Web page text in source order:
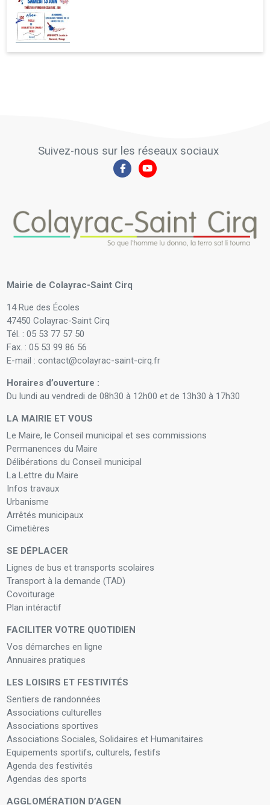
Suivez-nous sur les réseaux sociaux
Mairie de Colayrac-Saint Cirq
14 Rue des Écoles
47450 Colayrac-Saint Cirq
Tél. : 05 53 77 57 50
Fax. : 05 53 99 86 56
E-mail : contact@colayrac-saint-cirq.fr
Horaires d’ouverture :
Du lundi au vendredi de 08h30 à 12h00 et de 13h30 à 17h30
LA MAIRIE ET VOUS
Le Maire, le Conseil municipal et ses commissions
Permanences du Maire
Délibérations du Conseil municipal
La Lettre du Maire
Infos travaux
Urbanisme
Arrêtés municipaux
Cimetières
SE DÉPLACER
Lignes de bus et transports scolaires
Transport à la demande (TAD)
Covoiturage
Plan intéractif
FACILITER VOTRE QUOTIDIEN
Vos démarches en ligne
Annuaires pratiques
LES LOISIRS ET FESTIVITÉS
Sentiers de randonnées
Associations culturelles
Associations sportives
Associations Sociales, Solidaires et Humanitaires
Equipements sportifs, culturels, festifs
Agenda des festivités
Agendas des sports
AGGLOMÉRATION D’AGEN